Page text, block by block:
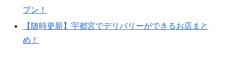
プン！
【随時更新】宇都宮でデリバリーができるお店まと
め！